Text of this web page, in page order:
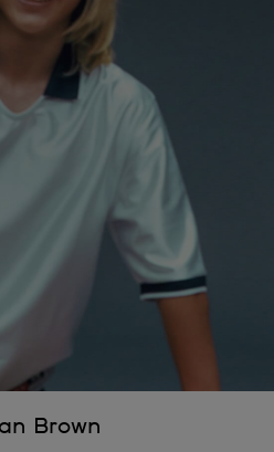
Brown